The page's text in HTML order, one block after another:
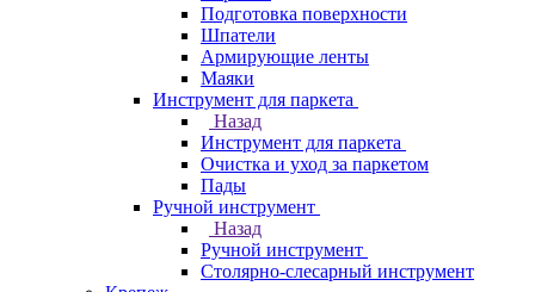
Подготовка поверхности
Шпатели
Армирующие ленты
Маяки
Инструмент для паркета
Назад
Инструмент для паркета
Очистка и уход за паркетом
Пады
Ручной инструмент
Назад
Ручной инструмент
Столярно-слесарный инструмент